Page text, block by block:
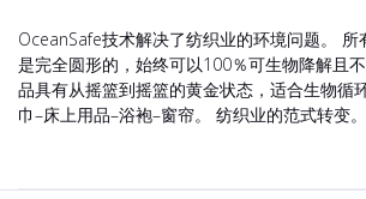
OceanSafe技术解决了纺织业的环境问题。
是完全圆形的，始终可以100％可生物降解且
品具有从摇篮到摇篮的黄金状态，适合生物循
巾–床上用品–浴袍–窗帘。 纺织业的范式转变。